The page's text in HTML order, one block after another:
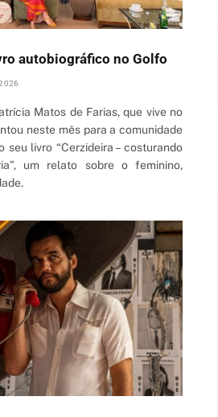
autobiográfico no Golfo
Matos de Farias, que vive no
neste mês para a comunidade
seu livro “Cerzideira – costurando
um relato sobre o feminino,